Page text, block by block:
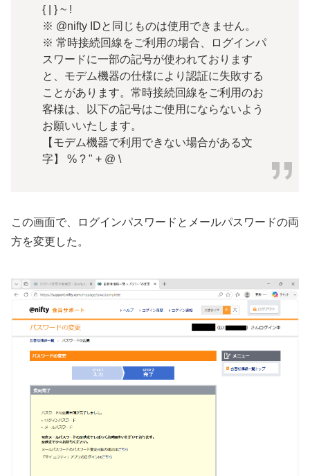
{ | } ~ !
※ @nifty IDと同じものは使用できません。
※ 常時接続回線をご利用の場合、ログインパ
スワードに一部の記号が使われております
と、モデム機器の仕様により認証に失敗する
ことがあります。常時接続回線をご利用のお
客様は、以下の記号はご使用にならないよう
お願いいたします。
【モデム機器で利用できない場合がある文
字】 % ? " + @ \
この画面で、ログインパスワードとメールパスワードの両
方を変更した。